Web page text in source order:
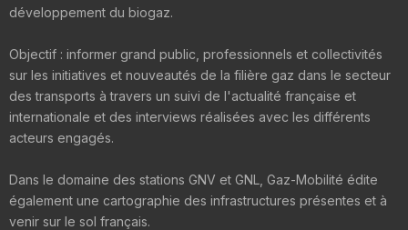
développement du biogaz.
Objectif : informer grand public, professionnels et collectivités
sur les initiatives et nouveautés de la filière gaz dans le secteur
des transports à travers un suivi de l'actualité française et
internationale et des interviews réalisées avec les différents
acteurs engagés.
Dans le domaine des stations GNV et GNL, Gaz-Mobilité édite
également une cartographie des infrastructures présentes et à
venir sur le sol français.